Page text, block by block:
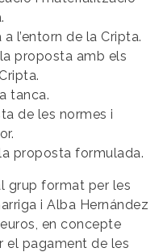
l’entorn de la Cripta.
proposta amb els
tanca.
de les normes i
proposta formulada.
grup format per les
i Alba Hernández
en concepte
el pagament de les